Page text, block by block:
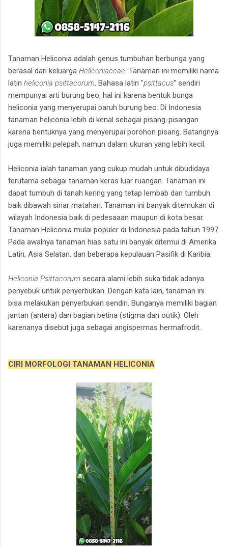
Tanaman Heliconia adalah genus tumbuhan berbunga yang
berasal dari keluarga Heliconiaceae . Tanaman ini memiliki nama
latin heliconia psittacorum . Bahasa latin "psittacus" sendiri
mempunyai arti burung beo, hal ini karena bentuk bunga
heliconia yang menyerupai paruh burung beo. Di Indonesia
tanaman heliconia lebih di kenal sebagai pisang-pisangan
karena bentuknya yang menyerupai porohon pisang. Batangnya
juga memiliki pelepah, namun dalam ukuran yang lebih kecil.
Heliconia ialah tanaman yang cukup mudah untuk dibudidaya
terutama sebagai tanaman keras luar ruangan. Tanaman ini
dapat tumbuh di tanah kering yang tetap lembab dan tumbuh
baik dibawah sinar matahari. Tanaman ini banyak ditemukan di
wilayah Indonesia baik di pedesaaan maupun di kota besar.
Tanaman Heliconia mulai populer di Indonesia pada tahun 1997.
Pada awalnya tanaman hias satu ini banyak ditemui di Amerika
Latin, Asia Selatan, dan beberapa kepulauan Pasifik di Karibia.
Heliconia Psittacorum secara alami lebih suka tidak adanya
penyebuk untuk penyerbukan. Dengan kata lain, tanaman ini
bisa melakukan penyerbukan sendiri. Bunganya memiliki bagian
jantan (antera) dan bagian betina (stigma dan outik). Oleh
karenanya disebut juga sebagai angispermas hermafrodit.
CIRI MORFOLOGI TANAMAN HELICONIA